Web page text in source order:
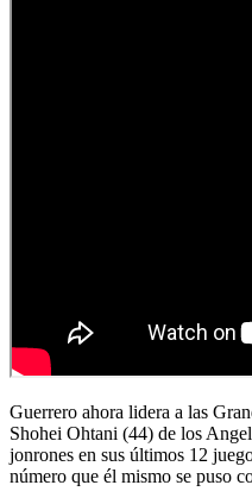
Guerrero ahora lidera a las
Shohei Ohtani (44) de los
jonrones en sus últimos 12
número que él mismo se puso